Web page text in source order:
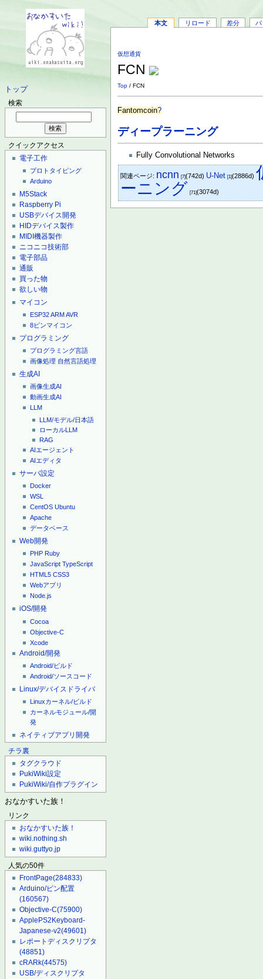
トップ
検索
クイックアクセス
電子工作
プロトタイピング
Arduino
M5Stack
Raspberry Pi
USBデバイス開発
HIDデバイス製作
MIDI機器製作
ニコニコ技術部
電子部品
通販
買った物
欲しい物
マイコン
ESP32ARMAVR
8ピンマイコン
プログラミング
プログラミング言語
画像処理 自然言語処理
生成AI
画像生成AI
動画生成AI
LLM
LLM/モデル/日本語
ローカルLLM
RAG
AIエージェント
AIエディタ
サーバ設定
Docker
WSL
CentOS Ubuntu
Apache
データベース
Web開発
PHP Ruby
JavaScript TypeScript
HTML5 CSS3
Webアプリ
Node.js
iOS/開発
Cocoa
Objective-C
Xcode
Android/開発
Android/ビルド
Android/ソースコード
Linux/デバイスドライバ
Linuxカーネル/ビルド
カーネルモジュール/開
発
ネイティブアプリ開発
チラ裏
タグクラウド
PukiWiki設定
PukiWiki/自作プラグイン
おなかすいた族！
リンク
おなかすいた族！
wiki.nothing.sh
wiki.guttyo.jp
人気の50件
FrontPage(284833)
Arduino/ピン配置
(160567)
Objective-C(75900)
ApplePS2Keyboard-
Japanese-v2(49601)
レポートディスクリプタ
(48851)
cRARk(44575)
USB/ディスクリプタ
本文 リロード 差分 バ
仮想通貨
FCN
Top / FCN
Fantomcoin?
ディープラーニング
Fully Convolutional Networks
関連ページ: ncnn [7](742d) U-Net [1](2886d)
ーニング [71](3074d)